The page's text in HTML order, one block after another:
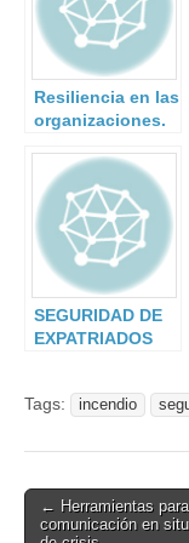
Resiliencia en las
organizaciones.
Campofrío
SEGURIDAD DE
EXPATRIADOS
Tags:
incendio
Post
navigation
← Herramientas
comunicación en